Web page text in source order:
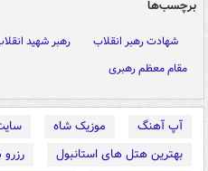
برچسب‌ها
شهادت رهبر انقلاب رهبر شهید
مقام معظم رهبری
آپ آهنگ موزیک شاه
بهترین هتل های استانبول